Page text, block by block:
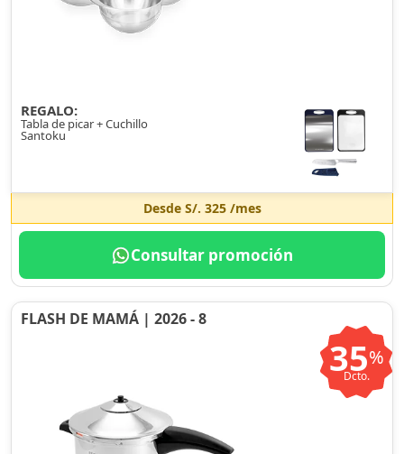
REGALO:
Tabla de picar + Cuchillo
Santoku
Desde S/. 325/mes
Consultar promoción
FLASH DE MAMÁ | 2026 - 8
35%
Dcto.